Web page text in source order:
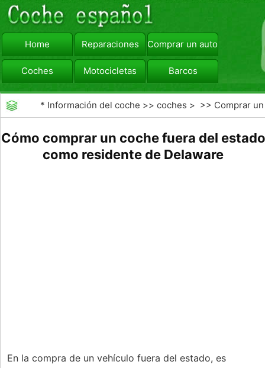
Home Reparaciones Comprar un automóvil
Coches Motocicletas Barcos
viajar Camiones
* Información del coche >>coches > >> Comprar un
Cómo comprar un coche fuera del estado
como residente de Delaware
En la compra de un vehículo fuera del estado, es